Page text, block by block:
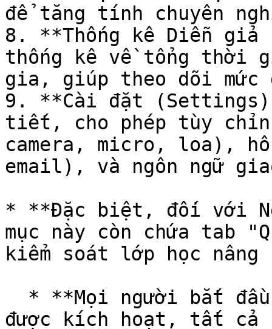
để tăng tính chuyên
8. **Thống kê Diễn
thống kê về tổng thời
gia, giúp theo dõi mức
9. **Cài đặt
tiết, cho phép tùy
camera, micro, loa),
email), và ngôn ngữ
* **Đặc biệt, đối với
mục này còn chứa tab
kiểm soát lớp học nâng
được kích hoạt, tất cả